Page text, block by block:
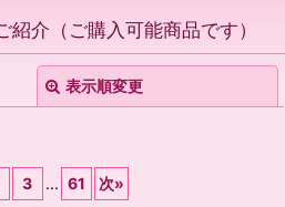
介（ご購入可能商品です）
表示順変更
3 ... 61 次»